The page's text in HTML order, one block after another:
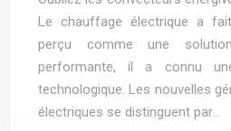
Le chauffage électrique a
perçu comme une
performante, il a connu
technologique. Les nouvelles
électriques se distinguent par…